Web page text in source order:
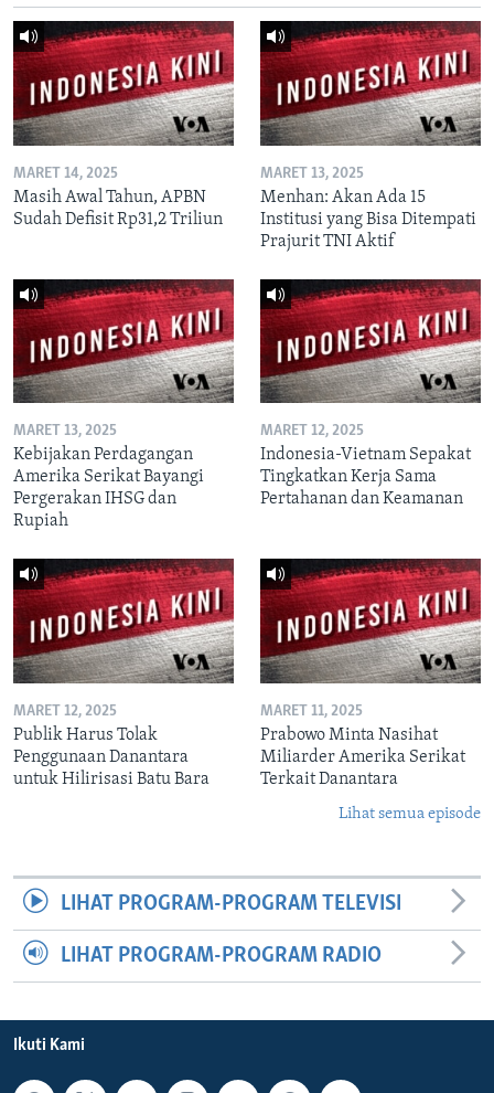
MARET 14, 2025
Masih Awal Tahun, APBN
Sudah Defisit Rp31,2 Triliun
MARET 13, 2025
Menhan: Akan Ada 15
Institusi yang Bisa Ditempati
Prajurit TNI Aktif
MARET 13, 2025
Kebijakan Perdagangan
Amerika Serikat Bayangi
Pergerakan IHSG dan
Rupiah
MARET 12, 2025
Indonesia-Vietnam Sepakat
Tingkatkan Kerja Sama
Pertahanan dan Keamanan
MARET 12, 2025
Publik Harus Tolak
Penggunaan Danantara
untuk Hilirisasi Batu Bara
MARET 11, 2025
Prabowo Minta Nasihat
Miliarder Amerika Serikat
Terkait Danantara
Lihat semua episode
LIHAT PROGRAM-PROGRAM TELEVISI
LIHAT PROGRAM-PROGRAM RADIO
Ikuti Kami